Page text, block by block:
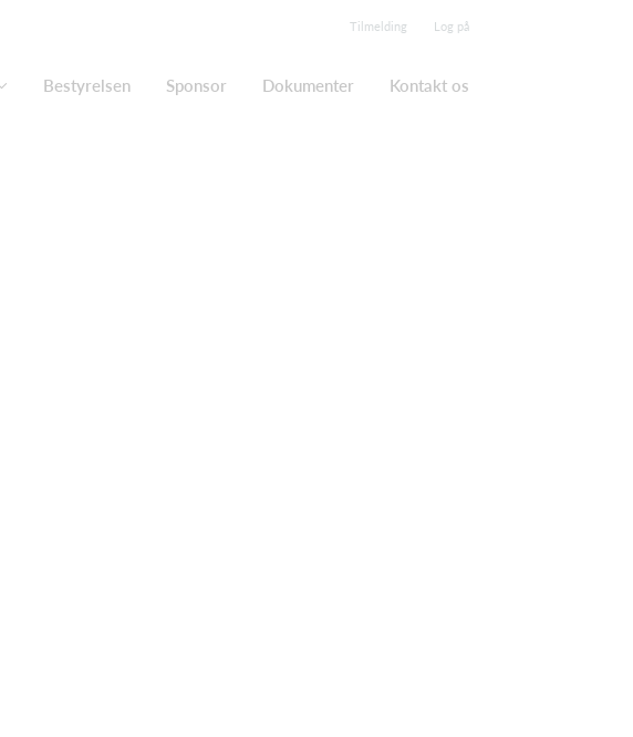
Tilmelding Log på
Bestyrelsen Sponsor Dokumenter Kontakt os